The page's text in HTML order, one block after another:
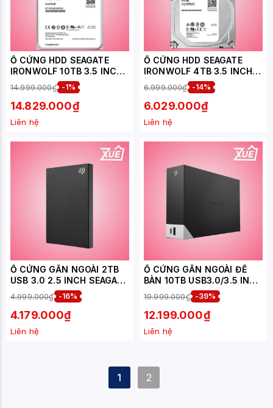
Ổ CỨNG HDD SEAGATE
IRONWOLF 10TB 3.5 INCH,
7200RPM ,SATA3, 256MB
CACHE (ST10000VN000)
14.999.000₫ -1%
14.829.000₫
Liên hệ
Ổ CỨNG HDD SEAGATE
IRONWOLF 4TB 3.5 INCH,
5400RPM, SATA3, 256MB
CACHE (ST4000VN006)
6.999.000₫ -14%
6.029.000₫
Liên hệ
Ổ CỨNG GẮN NGOÀI 2TB
USB 3.0 2.5 INCH SEAGATE
ONE TOUCH ĐEN -
STKY2000400
4.999.000₫ -16%
4.179.000₫
Liên hệ
Ổ CỨNG GẮN NGOÀI ĐỂ
BÀN 10TB USB3.0/3.5 INCH
SEAGATE ONE TOUCH HUB
ĐEN STLC10000400
19.999.000₫ -39%
12.199.000₫
Liên hệ
1 2